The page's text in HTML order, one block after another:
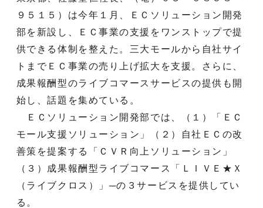
９５１５）は今年１月、ＥＣソリューション開発
部を新設し、ＥＣ事業の支援をワンストップで提
供できる体制を整えた。三大モールから自社サイ
トまでＥＣ事業の売り上げ拡大を支援。さらに、
成果報酬型のライブコマースサービスの提供も開
始し、話題を集めている。
ＥＣソリューション開発部では、（１）「ＥＣ
モール支援ソリューション」（２）自社ＥＣの改
善策を提案する「ＣＶＲ向上ソリューション」
（３）成果報酬型ライブコマース「ＬＩＶＥ★Ｘ
（ライブクロス）」─の３サービスを提供してい
る。